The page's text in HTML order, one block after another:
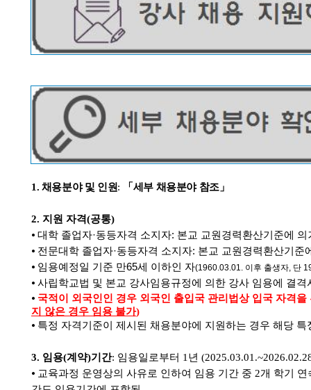
1. 채용분야 및 인원: 「 세부 채용분야 참조」
2. 지원 자격(공통)
⦁ 대학 졸업자·동등자격 소지자: 본교 교원경력환산기준에 의
⦁ 전문대학 졸업자·동등자격 소지자: 본교 교원경력환산기준
⦁ 임용예정일 기준 만65세 이하인 자(1960.03.01. 이후 출생자, 단
⦁ 사립학교법 및 본교 강사임용규정에 의한 강사 임용에 결격
⦁ 국적이 외국인인 경우 외국인 출입국 관리법상 입국 자격
지 않은 경우 임용 불가)
⦁ 특정 자격기준이 제시된 채용분야에 지원하는 경우 해당
3. 임용(계약)기간: 임용일로부터 1 년
⦁ 교육과정 운영상의 사유로 인하여 임용 기간 중 2개 학기 연